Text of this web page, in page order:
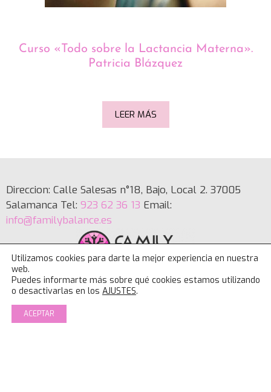
Curso «Todo sobre la Lactancia Materna».
Patricia Blázquez
LEER MÁS
Direccion: Calle Salesas n°18, Bajo, Local 2. 37005
Salamanca Tel: 923 62 36 13 Email:
info@familybalance.es
NUESTROS SERVICIOS
Utilizamos cookies para darte la mejor experiencia en nuestra
web.
Puedes informarte más sobre qué cookies estamos utilizando
o desactivarlas en los AJUSTES.
ACEPTAR